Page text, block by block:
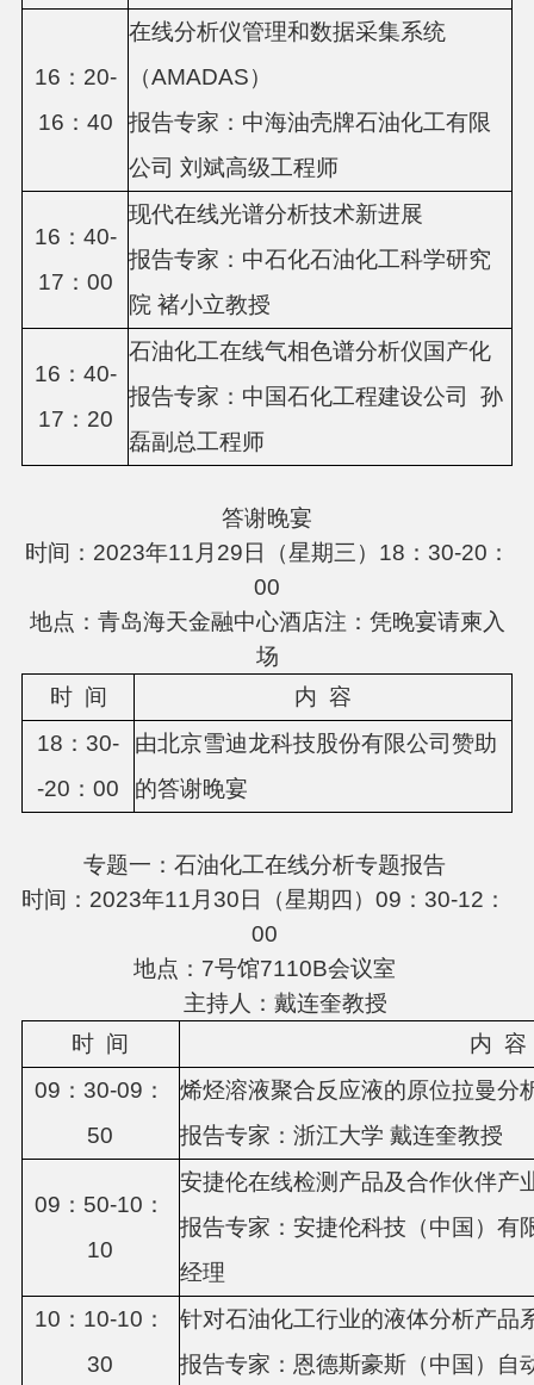
16：20-
16：40
在线分析仪管理和数据采集系统
（AMADAS）
报告专家：中海油壳牌石油化工有限
公司 刘斌高级工程师
16：40-
17：00
现代在线光谱分析技术新进展
报告专家： 中石化石油化工科学研究
院 褚小立教授
16：40-
17： 20
石油化工在线气相色谱分析仪国产化
报告专家： 中国石化工程建设公司
孙
磊副总工程师
答谢晚宴
时间：2023年11月29日（星期三）18：30-20：
00
地点：青岛海天金融中心酒店注：凭晚宴请柬入
场
时 间 内 容
18：30-
-20：00
由北京雪迪龙科技股份有限公司赞助
的答谢晚宴
专题一：石油化工在线分析专题报告
时间：2023年11月30日（星期四）09：30-12：
00
地点：7号馆7110B会议室
主持人：戴连奎教授
时 间 内 容
09 ： 30-09 ：
50
烯烃溶液聚合反应液的原位拉曼分
报告专家：浙江大学 戴连奎教授
09 ： 50-10：
10
安捷伦在线检测产品及合作伙伴产
报告专家： 安捷伦科技（中国）有
经理
10： 10-10 ：
30
针对石油化工行业的液体分析产品
报告专家： 恩德斯豪斯（中国）自